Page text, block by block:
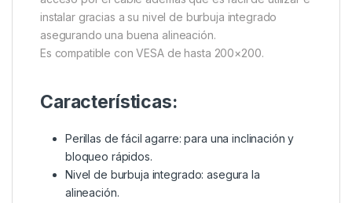
instalar gracias a su nivel de burbuja integrado
asegurando una buena alineación.
Es compatible con VESA de hasta 200×200.
Características:
Perillas de fácil agarre: para una inclinación y
bloqueo rápidos.
Nivel de burbuja integrado: asegura la
alineación.